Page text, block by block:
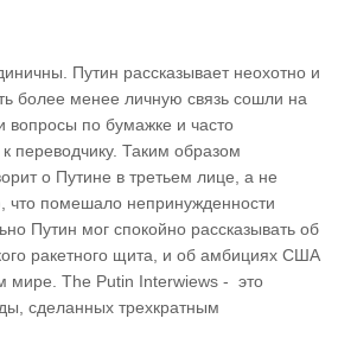
Путин рассказывает неохотно и
более менее личную связь сошли на
вопросы по бумажке и часто
переводчику. Таким образом
о Путине в третьем лице, а не
что помешало непринужденности
Путин мог спокойно рассказывать об
ракетного щита, и об амбициях США
мире. The Putin Interwiews - это
сделанных трехкратным